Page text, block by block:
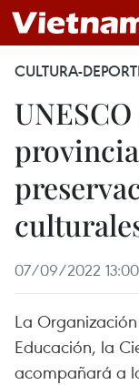
CULTURA-
07/09/2022 13:00
La
Educación, la
acompañará a